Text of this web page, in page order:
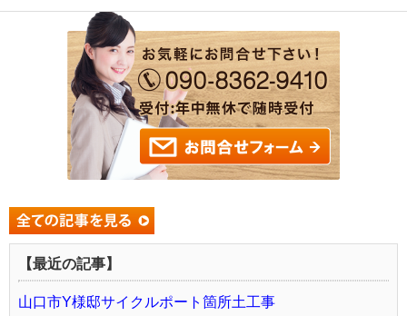
【最近の記事】
山口市Y様邸サイクルポート箇所土工事